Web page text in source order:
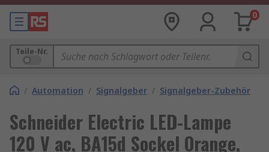
0
Teile-Nr.
/ Automation / Signalgeber / Signalgeber-Zubehör
Schneider Electric LED-Lampe
120 V ac, BA15d Sockel Orange,